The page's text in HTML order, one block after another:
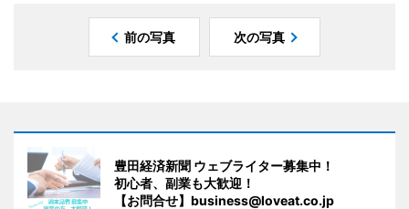
前の写真 次の写真
豊田経済新聞 ウェブライター募集中！
初心者、副業も大歓迎！
【お問合せ】business@loveat.co.jp